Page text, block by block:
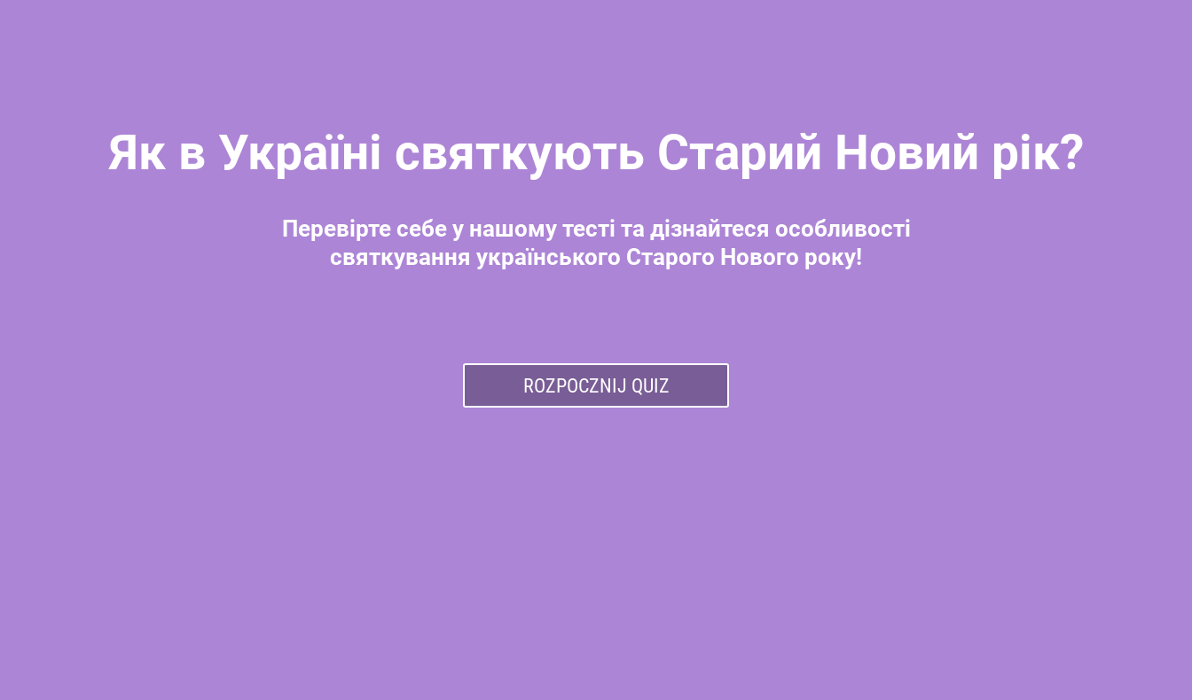
Як в Україні святкують Старий Новий рік?
Перевірте себе у нашому тесті та дізнайтеся особливості
святкування українського Старого Нового року!
ROZPOCZNIJ QUIZ